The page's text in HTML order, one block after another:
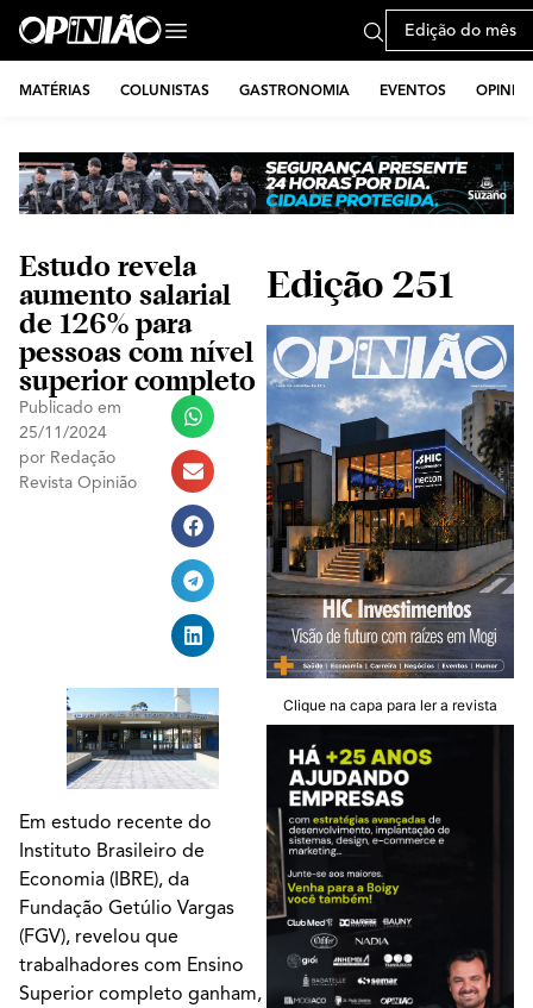
Edição do mês
MATÉRIAS COLUNISTAS GASTRONOMIA EVENTOS
Estudo revela
aumento salarial
de 126% para
pessoas com nível
superior completo
Publicado em
25/11/2024
por Redação
Revista Opinião
Em estudo recente do
Instituto Brasileiro de
Economia (IBRE), da
Fundação Getúlio Vargas
(FGV), revelou que
trabalhadores com Ensino
Superior completo ganham,
Edição 251
Clique na capa para ler a revista